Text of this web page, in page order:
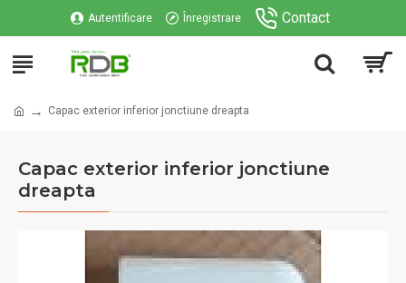
Autentificare Înregistrare Contact
Capac exterior inferior jonctiune dreapta
Capac exterior inferior jonctiune
dreapta